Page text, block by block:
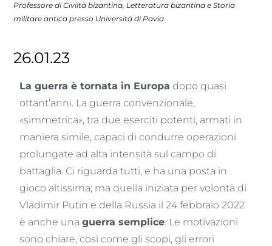
Professore di Civiltà bizantina, Letteratura bizantina e Storia
militare antica presso Università di Pavia
26.01.23
La guerra è tornata in Europa dopo quasi
ottant’anni. La guerra convenzionale,
«simmetrica», tra due eserciti potenti, armati in
maniera simile, capaci di condurre operazioni
prolungate ad alta intensità sul campo di
battaglia. Ci riguarda tutti, e ha una posta in
gioco altissima; ma quella iniziata per volontà di
Vladimir Putin e della Russia il 24 febbraio 2022
è anche unaguerra semplice. Le motivazioni
sono chiare, così come gli scopi, gli errori